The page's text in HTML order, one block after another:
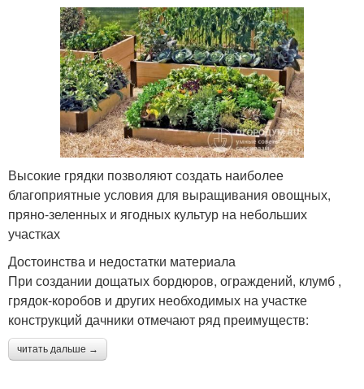
Высокие грядки позволяют создать наиболее
благоприятные условия для выращивания овощных,
пряно-зеленных и ягодных культур на небольших
участках
Достоинства и недостатки материала
При создании дощатых бордюров, ограждений, клумб ,
грядок-коробов и других необходимых на участке
конструкций дачники отмечают ряд преимуществ:
читать дальше →